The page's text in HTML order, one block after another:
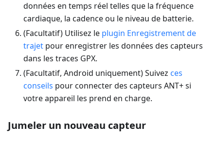
données en temps réel telles que la fréquence
cardiaque, la cadence ou le niveau de batterie.
(Facultatif) Utilisez le plugin Enregistrement de
trajet pour enregistrer les données des capteurs
dans les traces GPX.
(Facultatif, Android uniquement) Suivez ces
conseils pour connecter des capteurs ANT+ si
votre appareil les prend en charge.
Jumeler un nouveau capteur